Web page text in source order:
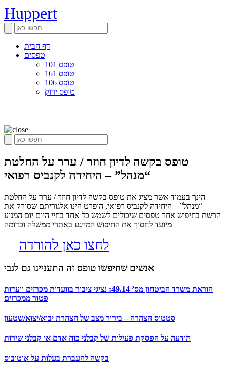
Huppert
דף הבית
טפסים
טופס 101
טופס 161
טופס 106
טופס ירוק
טופס בקשה לדיון חוזר / ערר על החלטת
“מנהל” – היחידה לקנביס רפואי
הינך בעמוד אשר מציג את טופס בקשה לדיון חוזר / ערר על החלטת
“מנהל” – היחידה לקנביס רפואי, הופרט הינו אלגוריתם שסורק את
הרשת בחיפוש אחר טפסים שיכולים לשמש כל אחד בחיי היום יום המנוע
מיועד לחסוך את החיפוש המייגע באתרי ממשלה וכדומה
לחצו כאן להורדה
אנשים שחיפשו טופס זה התעניינו גם לגבי
הוראת משרד הביטחון מס’ 49.14: נציגי ציבור בוועדות מכרזים וועדות
פטור ממכרזים
סטטוס הצהרה – בירור מצב של הצהרת יבוא/יצוא/שטעון
הודעה על הפסקת פעילות של קבלני כוח אדם או קבלני שירות
בקשה להעברת בעלות על אוטובוס